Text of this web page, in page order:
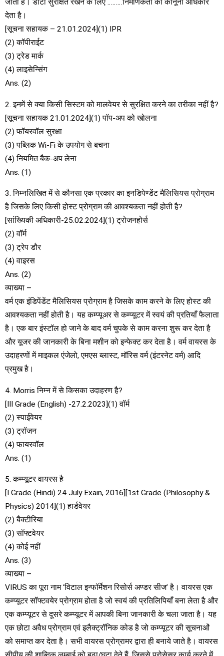
जाता है। डाटा सुरक्षित रखने के लिए ………निर्माणकर्ता को कानूनी अधिकार
देता है।
[सूचना सहायक – 21.01.2024](1) IPR
(2) कॉपीराईट
(3) ट्रेड मार्क
(4) लाइसेन्सिंग
Ans. (2)
2. इनमें से क्या किसी सिस्टम को मालवेयर से सुरक्षित करने का तरीका नहीं है?
[सूचना सहायक 21.01.2024](1) पॉप-अप को खोलना
(2) फॉयरवॉल सुरक्षा
(3) पब्लिक Wi-Fi के उपयोग से बचना
(4) नियमित बैक-अप लेना
Ans. (1)
3. निम्नलिखित में से कौनसा एक प्रकार का इनडिपेण्डेंट मैलिसियस प्रोग्राम
है जिसके लिए किसी होस्ट प्रोग्राम की आवश्यकता नहीं होती है?
[सांख्यिकी अधिकारी-25.02.2024](1) ट्रोजनहोर्स
(2) वॉर्म
(3) ट्रेप डौर
(4) वाइरस
Ans. (2)
व्याख्या –
वर्म एक इंडिपेंडेंट मैलिसियस प्रोग्राम है जिसके काम करने के लिए होस्ट की
आवश्यकता नहीं होती है। यह कम्प्यूअर से कम्प्यूटर में स्वयं की प्रतियाँ फैलाता
है। एक बार इंस्टॉल हो जाने के बाद वर्म चुपके से काम करना शुरू कर देता है
और यूजर की जानकारी के बिना मशीन को इन्फेक्ट कर देता है। वर्म वायरस के
उदाहरणों में माइकल एंजेलो, एमएस ब्लास्ट, मॉरिस वर्म (इंटरनेट वर्म) आदि
प्रमुख है।
4. Morris निम्न में से किसका उदाहरण है?
[III Grade (English) -27.2.2023](1) वॉर्म
(2) स्पाईवेयर
(3) ट्रॉजन
(4) फायरवॉल
Ans. (1)
5. कम्प्यूटर वायरस है
[I Grade (Hindi) 24 July Exaın, 2016][1st Grade (Philosophy &
Physics) 2014](1) हार्डवेयर
(2) बैक्टीरिया
(3) सॉफ्टवेयर
(4) कोई नहीं
Ans. (3)
व्याख्या –
VIRUS का पूरा नाम ‘विटाल इन्फॉर्मेशन रिसोर्स अण्डर सीज’ है। वायरस एक
कम्प्यूटर सॉफ्टवयेर प्रोग्राम होता है जो स्वयं की प्रतिलिपियाँ बना लेता है और
एक कम्प्यूटर से दूसरे कम्प्यूटर में आपकी बिना जानकारी के चला जाता है। यह
एक छोटा अवैध प्रोग्राम एवं इलैक्ट्रॉनिक कोड है जो कम्प्यूटर की सूचनाओं
को समाप्त कर देता है। सभी वायरस प्रोग्रामर द्वारा ही बनाये जाते है। वायरस